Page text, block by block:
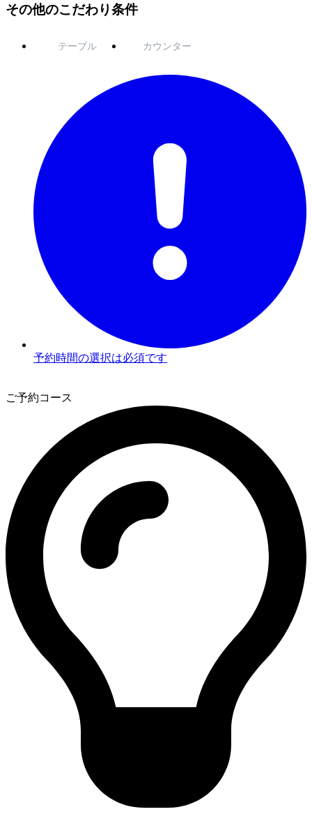
その他のこだわり条件
テーブル カウンター
予約時間の選択は必須です
ご予約コース